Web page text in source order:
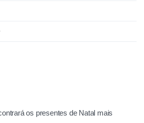
os presentes de Natal mais